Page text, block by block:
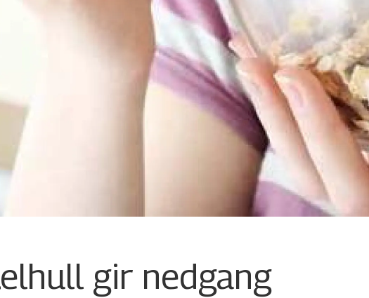
gir nedgang